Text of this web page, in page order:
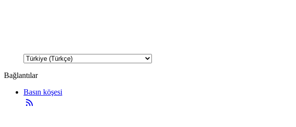
Bağlantılar
Basın köşesi